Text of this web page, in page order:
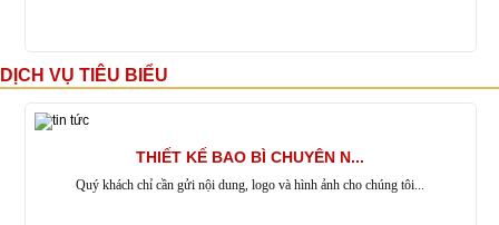
DỊCH VỤ TIÊU BIỂU
THIẾT KẾ BAO BÌ CHUYÊN N...
Quý khách chỉ cần gửi nội dung, logo và hình ảnh cho chúng tôi...